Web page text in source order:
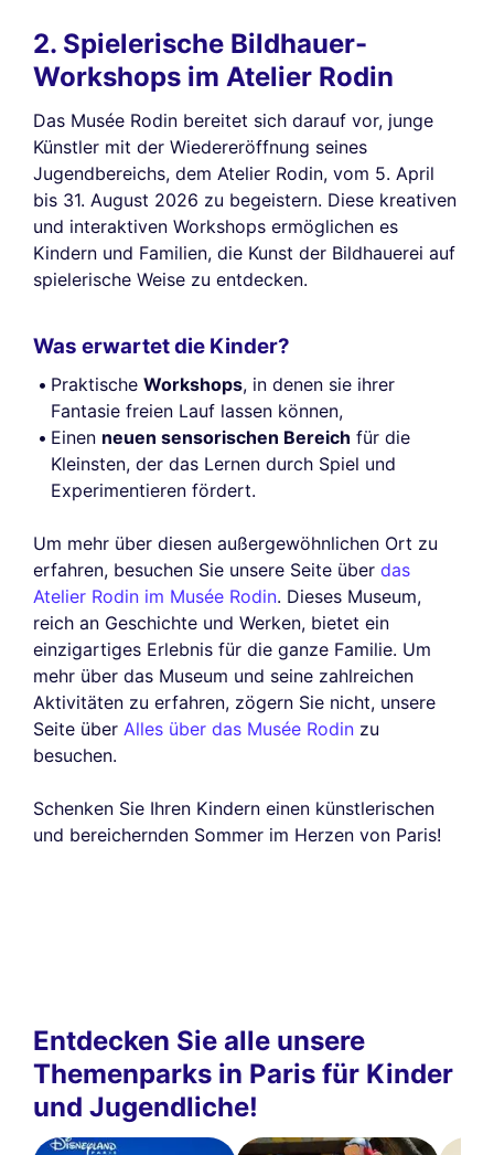
2. Spielerische Bildhauer-
Workshops im Atelier Rodin
Das Musée Rodin bereitet sich darauf vor, junge
Künstler mit der Wiedereröffnung seines
Jugendbereichs, dem Atelier Rodin, vom 5. April
bis 31. August 2026 zu begeistern. Diese kreativen
und interaktiven Workshops ermöglichen es
Kindern und Familien, die Kunst der Bildhauerei auf
spielerische Weise zu entdecken.
Was erwartet die Kinder?
Praktische Workshops, in denen sie ihrer
Fantasie freien Lauf lassen können,
Einen neuen sensorischen Bereich für die
Kleinsten, der das Lernen durch Spiel und
Experimentieren fördert.
Um mehr über diesen außergewöhnlichen Ort zu
erfahren, besuchen Sie unsere Seite über das
Atelier Rodin im Musée Rodin. Dieses Museum,
reich an Geschichte und Werken, bietet ein
einzigartiges Erlebnis für die ganze Familie. Um
mehr über das Museum und seine zahlreichen
Aktivitäten zu erfahren, zögern Sie nicht, unsere
Seite über Alles über das Musée Rodin zu
besuchen.
Schenken Sie Ihren Kindern einen künstlerischen
und bereichernden Sommer im Herzen von Paris!
Entdecken Sie alle unsere
Themenparks in Paris für Kinder
und Jugendliche!